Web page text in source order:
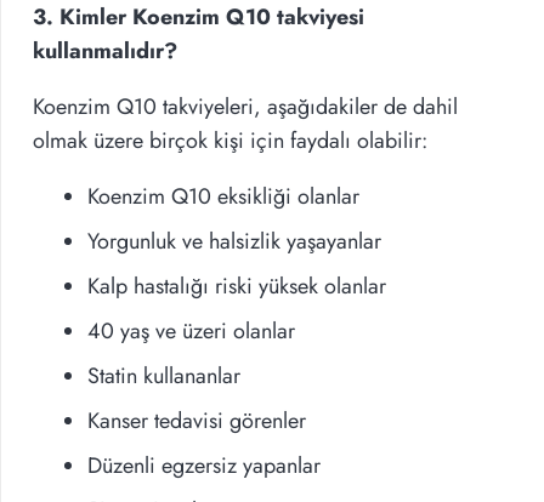
3. Kimler Koenzim Q10 takviyesi
kullanmalıdır?
Koenzim Q10 takviyeleri, aşağıdakiler de dahil
olmak üzere birçok kişi için faydalı olabilir:
Koenzim Q10 eksikliği olanlar
Yorgunluk ve halsizlik yaşayanlar
Kalp hastalığı riski yüksek olanlar
40 yaş ve üzeri olanlar
Statin kullananlar
Kanser tedavisi görenler
Düzenli egzersiz yapanlar